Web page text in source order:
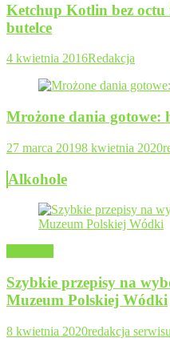
Ketchup Kotlin bez
butelce
4 kwietnia 2016Redakcja
Mrożone dania gotowe:
27 marca 20198 kwietnia 2020
Alkohole
Szybkie przepisy na
Muzeum Polskiej Wódki
8 kwietnia 2020redakcja serwisu